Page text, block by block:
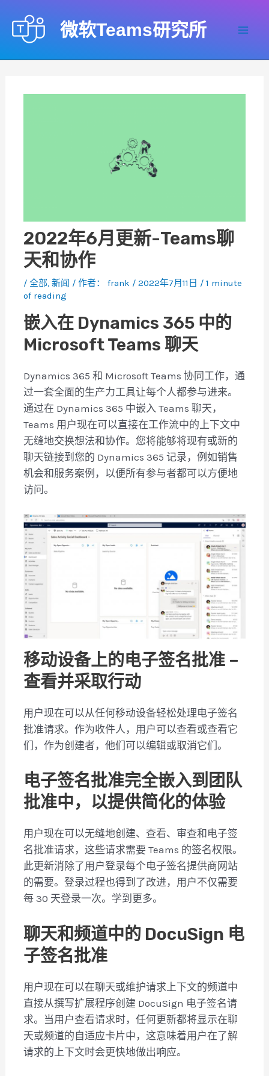
微软Teams研究所
2022年6月更新-Teams聊
天和协作
/全部,新闻 / 作者： frank /2022年7月11日 /1 minute
of reading
嵌入在 Dynamics 365 中的
Microsoft Teams 聊天
Dynamics 365 和 Microsoft Teams 协同工作，通
过一套全面的生产力工具让每个人都参与进来。
通过在 Dynamics 365 中嵌入 Teams 聊天，
Teams 用户现在可以直接在工作流中的上下文中
无缝地交换想法和协作。您将能够将现有或新的
聊天链接到您的 Dynamics 365 记录，例如销售
机会和服务案例，以便所有参与者都可以方便地
访问。
移动设备上的电子签名批准 –
查看并采取行动
用户现在可以从任何移动设备轻松处理电子签名
批准请求。作为收件人，用户可以查看或查看它
们，作为创建者，他们可以编辑或取消它们。
电子签名批准完全嵌入到团队
批准中，以提供简化的体验
用户现在可以无缝地创建、查看、审查和电子签
名批准请求，这些请求需要 Teams 的签名权限。
此更新消除了用户登录每个电子签名提供商网站
的需要。登录过程也得到了改进，用户不仅需要
每 30 天登录一次。学到更多。
聊天和频道中的 DocuSign 电
子签名批准
用户现在可以在聊天或维护请求上下文的频道中
直接从撰写扩展程序创建 DocuSign 电子签名请
求。当用户查看请求时，任何更新都将显示在聊
天或频道的自适应卡片中，这意味着用户在了解
请求的上下文时会更快地做出响应。